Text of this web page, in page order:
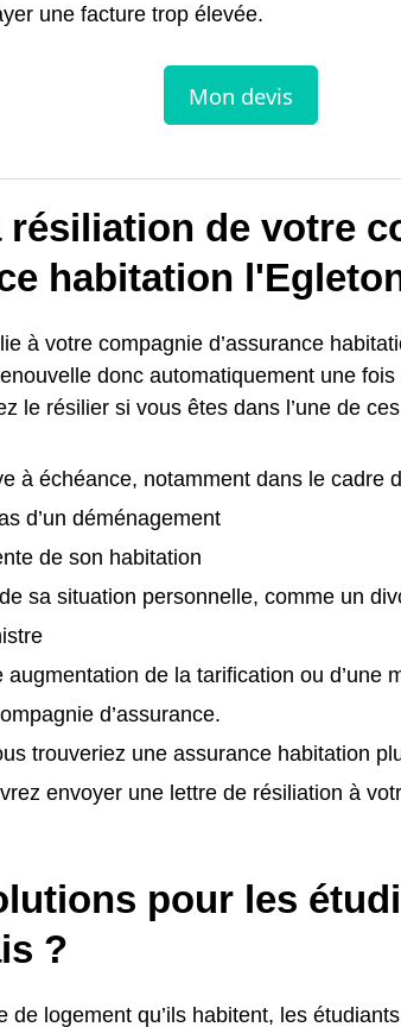
une facture trop élevée.
résiliation de votre
habitation
à votre compagnie d’assurance
donc automatiquement une fois
le résilier si vous êtes dans l’une de
à échéance, notamment dans le cadre
d’un déménagement
de son habitation
sa situation personnelle, comme un
augmentation de la tarification ou d’une
d’assurance.
trouveriez une assurance habitation
envoyer une lettre de résiliation à
pour les
?
de logement qu’ils habitent, les